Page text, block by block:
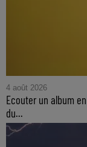
4 août 2026
Ecouter un album
du...